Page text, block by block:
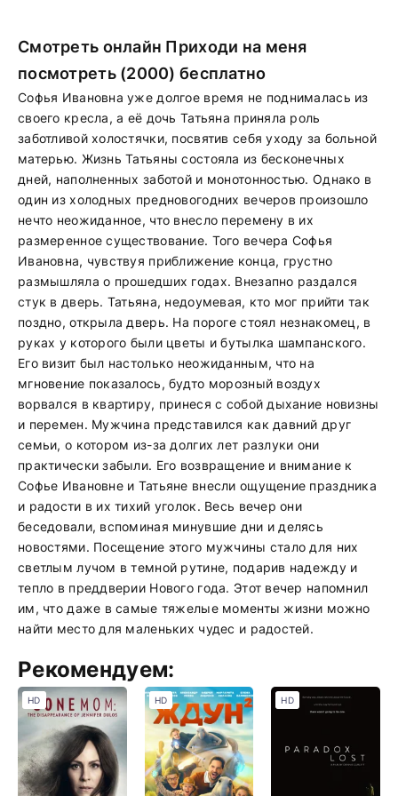
Смотреть онлайн Приходи на меня
посмотреть (2000) бесплатно
Софья Ивановна уже долгое время не поднималась из
своего кресла, а её дочь Татьяна приняла роль
заботливой холостячки, посвятив себя уходу за больной
матерью. Жизнь Татьяны состояла из бесконечных
дней, наполненных заботой и монотонностью. Однако в
один из холодных предновогодних вечеров произошло
нечто неожиданное, что внесло перемену в их
размеренное существование. Того вечера Софья
Ивановна, чувствуя приближение конца, грустно
размышляла о прошедших годах. Внезапно раздался
стук в дверь. Татьяна, недоумевая, кто мог прийти так
поздно, открыла дверь. На пороге стоял незнакомец, в
руках у которого были цветы и бутылка шампанского.
Его визит был настолько неожиданным, что на
мгновение показалось, будто морозный воздух
ворвался в квартиру, принеся с собой дыхание новизны
и перемен. Мужчина представился как давний друг
семьи, о котором из-за долгих лет разлуки они
практически забыли. Его возвращение и внимание к
Софье Ивановне и Татьяне внесли ощущение праздника
и радости в их тихий уголок. Весь вечер они
беседовали, вспоминая минувшие дни и делясь
новостями. Посещение этого мужчины стало для них
светлым лучом в темной рутине, подарив надежду и
тепло в преддверии Нового года. Этот вечер напомнил
им, что даже в самые тяжелые моменты жизни можно
найти место для маленьких чудес и радостей.
Рекомендуем:
HD HD HD